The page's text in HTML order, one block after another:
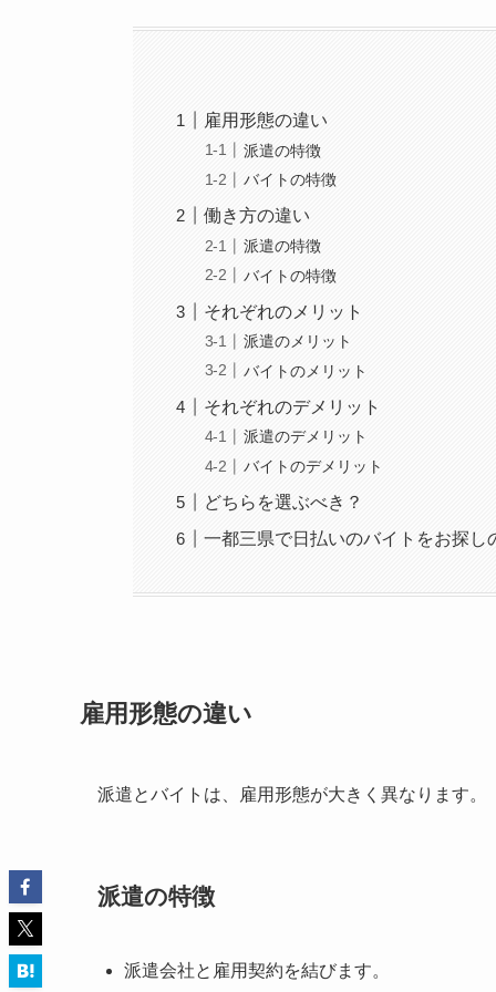
雇用形態の違い
派遣の特徴
バイトの特徴
働き方の違い
派遣の特徴
バイトの特徴
それぞれのメリット
派遣のメリット
バイトのメリット
それぞれのデメリット
派遣のデメリット
バイトのデメリット
どちらを選ぶべき？
一都三県で日払いのバイトをお探し
雇用形態の違い
派遣とバイトは、雇用形態が大きく異なります。
派遣の特徴
派遣会社と雇用契約を結びます。